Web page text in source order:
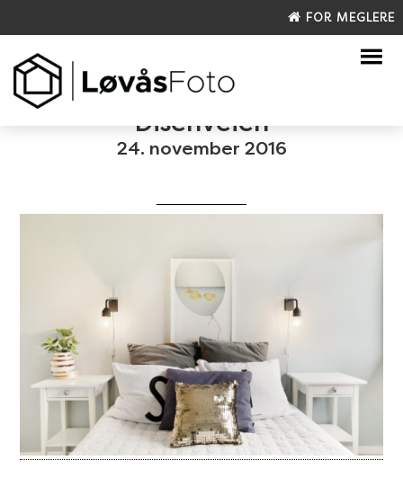
FOR MEGLERE
Disenveien
24. november 2016